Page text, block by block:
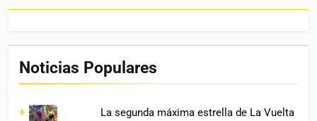
Noticias Populares
La segunda máxima estrella de La Vuelta